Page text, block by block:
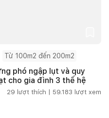
Từ 100m2 đến 200m2
phó ngập lụt và quy
cho gia đình 3 thế hệ
29 lượt thích | 59.183 lượt xem